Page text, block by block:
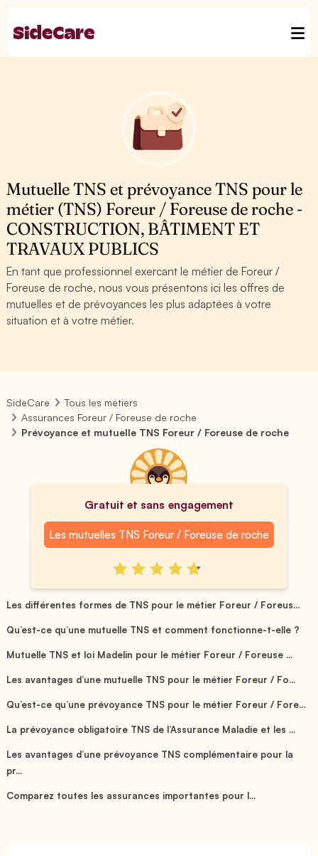
Mutuelle TNS et prévoyance TNS pour le
métier (TNS) Foreur / Foreuse de roche -
CONSTRUCTION, BÂTIMENT ET
TRAVAUX PUBLICS
En tant que professionnel exercant le métier de Foreur /
Foreuse de roche, nous vous présentons ici les offres de
mutuelles et de prévoyances les plus adaptées à votre
situation et à votre métier.
SideCare
Tous les métiers
Assurances Foreur / Foreuse de roche
Prévoyance et mutuelle TNS Foreur / Foreuse de roche
Gratuit et sans engagement
Les mutuelles TNS Foreur / Foreuse de roche
Les différentes formes de TNS pour le métier Foreur / Foreus...
Qu’est-ce qu’une mutuelle TNS et comment fonctionne-t-elle ?
Mutuelle TNS et loi Madelin pour le métier Foreur / Foreuse ...
Les avantages d’une mutuelle TNS pour le métier Foreur / Fo...
Qu’est-ce qu’une prévoyance TNS pour le métier Foreur / Fore...
La prévoyance obligatoire TNS de l’Assurance Maladie et les ...
Les avantages d’une prévoyance TNS complémentaire pour la
pr...
Comparez toutes les assurances importantes pour l...